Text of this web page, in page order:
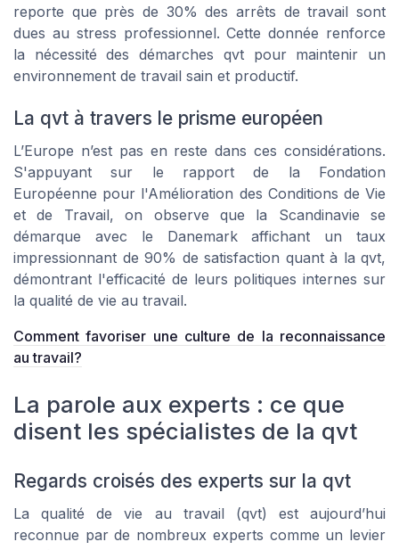
reporte que près de 30% des arrêts de travail sont
dues au stress professionnel. Cette donnée renforce
la nécessité des démarches qvt pour maintenir un
environnement de travail sain et productif.
La qvt à travers le prisme européen
L’Europe n’est pas en reste dans ces considérations.
S'appuyant sur le rapport de la Fondation
Européenne pour l'Amélioration des Conditions de Vie
et de Travail, on observe que la Scandinavie se
démarque avec le Danemark affichant un taux
impressionnant de 90% de satisfaction quant à la qvt,
démontrant l'efficacité de leurs politiques internes sur
la qualité de vie au travail.
Comment favoriser une culture de la reconnaissance
au travail?
La parole aux experts : ce que
disent les spécialistes de la qvt
Regards croisés des experts sur la qvt
La qualité de vie au travail (qvt) est aujourd’hui
reconnue par de nombreux experts comme un levier